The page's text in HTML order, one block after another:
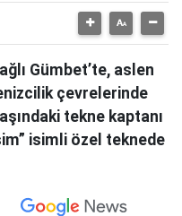
Gümbet’te, aslen
çevrelerinde
tekne kaptanı
isimli özel teknede